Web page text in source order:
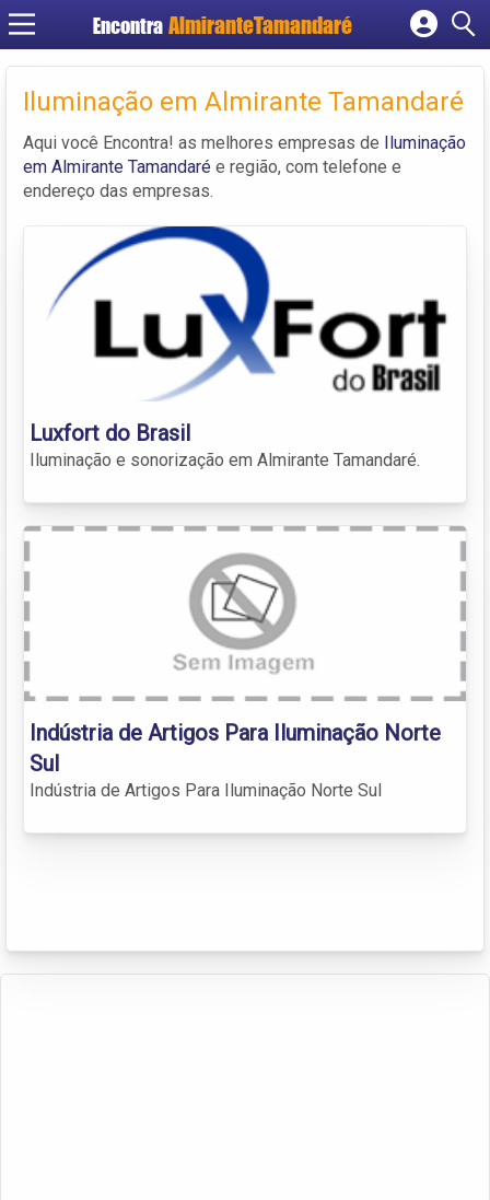
Encontra
Cadastrar empresa
Criar conta
Iluminação em Almirante Tamandaré
Aqui você Encontra! as melhores empresas de Iluminação
em Almirante Tamandaré e região, com telefone e
endereço das empresas.
Luxfort do Brasil
Iluminação e sonorização em Almirante Tamandaré.
Indústria de Artigos Para Iluminação Norte
Sul
Indústria de Artigos Para Iluminação Norte Sul